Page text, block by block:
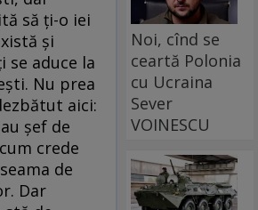
să ţi-o iei
şi
se aduce la
Nu prea
aici:
şef de
crede
de
Dar
Noi, cînd se
ceartă Polonia
cu Ucraina
Sever
VOINESCU